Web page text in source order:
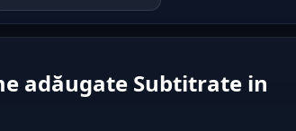
adăugate Subtitrate in